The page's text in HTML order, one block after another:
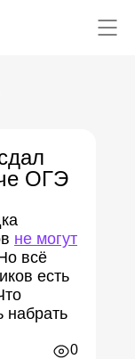
ОГЭ
не могут
всё
есть
набрать
0